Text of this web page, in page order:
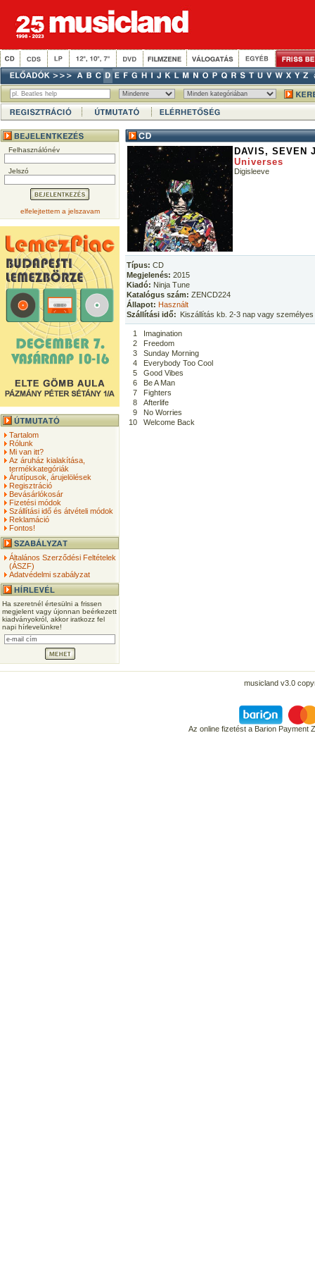
Felhasználónév
Jelszó
elfelejtettem a jelszavam
Tartalom
Rólunk
Mi van itt?
Az áruház kialakítása,
termékkategóriák
Árutípusok, árujelölések
Regisztráció
Bevásárlókosár
Fizetési módok
Szállítási idő és átvételi módok
Reklamáció
Fontos!
Általános Szerződési Feltételek
(ÁSZF)
Adatvédelmi szabályzat
Ha szeretnél értesülni a frissen
megjelent vagy újonnan beérkezett
kiadványokról, akkor iratkozz fel
napi hírlevelünkre!
DAVIS, SEVEN
Universes
Digisleeve
Típus: CD
Megjelenés: 2015
Kiadó: Ninja Tune
Katalógus szám: ZENCD224
Állapot: Használt
Szállítási idő: Kiszállítás kb. 2-3 nap vagy
1
Imagination
2
Freedom
3
Sunday Morning
4
Everybody Too Cool
5
Good Vibes
6
Be A Man
7
Fighters
8
Afterlife
9
No Worries
10
Welcome Back
musicland v3.0
Az online fizetést a Barion Payment